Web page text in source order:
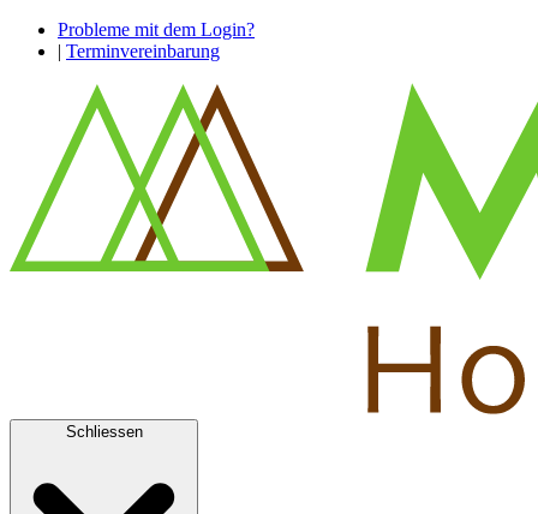
Probleme mit dem Login?
| Terminvereinbarung
Schliessen